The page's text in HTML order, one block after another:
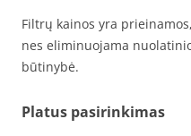
Filtrų kainos yra
nes eliminuojama
būtinybė.
Platus pasirinkimas